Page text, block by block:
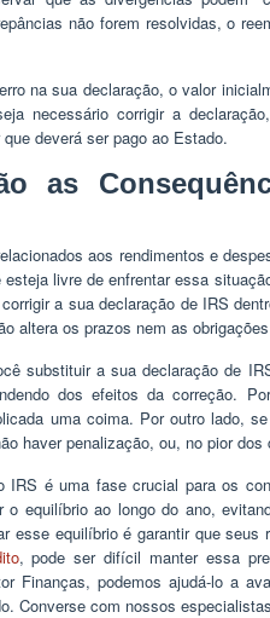
não forem resolvidas, o
na sua declaração, o valor
necessário corrigir a
deverá ser pago ao Estado.
as
aos rendimentos e
livre de enfrentar essa
a sua declaração de IRS
altera os prazos nem as
substituir a sua declaração de
dos efeitos da correção.
uma coima. Por outro lado,
haver penalização, ou, no pior
IRS é uma fase crucial para os
o equilíbrio ao longo do ano,
esse equilíbrio é garantir que
, pode ser difícil manter essa
Finanças, podemos ajudá-lo a
Converse com nossos